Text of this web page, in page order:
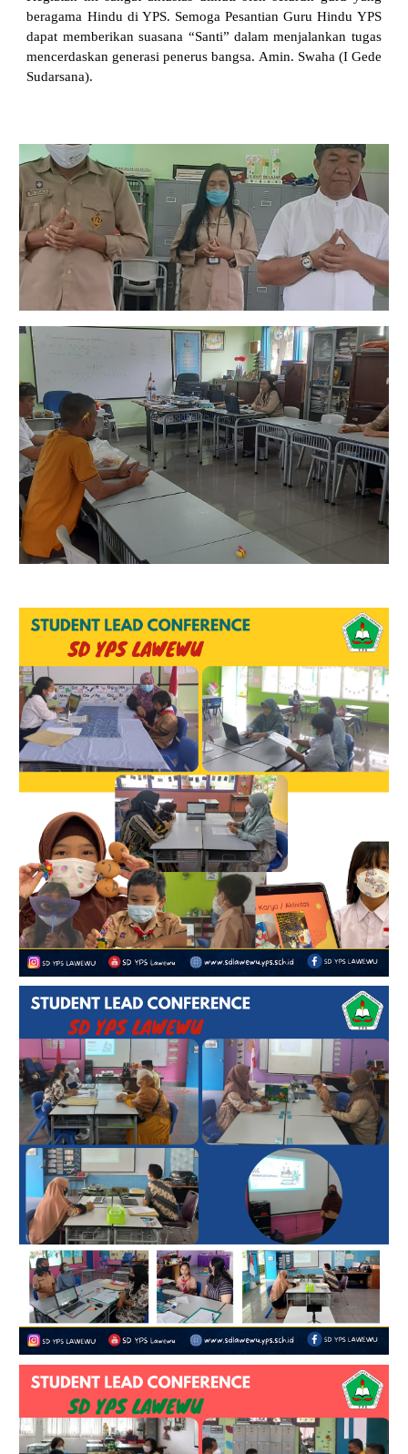
beragama Hindu di YPS. Semoga Pesantian Guru Hindu YPS
dapat memberikan suasana “Santi” dalam menjalankan tugas
mencerdaskan generasi penerus bangsa. Amin. Swaha (I Gede
Sudarsana).